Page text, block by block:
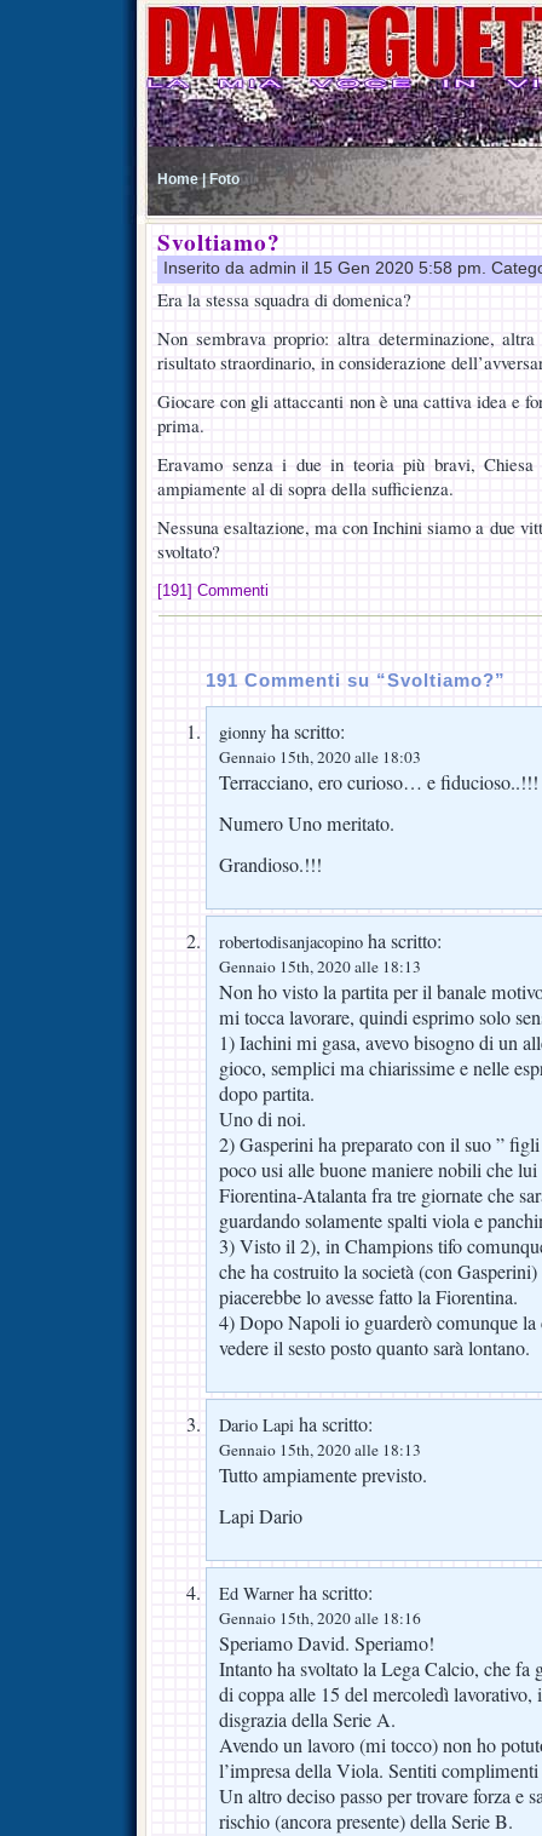
Home | Foto
Svoltiamo?
Inserito da admin il 15 Gen 2020 5:58 pm.
Era la stessa squadra di domenica?
Non sembrava proprio: altra determinazione,
risultato straordinario, in considerazione
Giocare con gli attaccanti non è una cattiva idea e
prima.
Eravamo senza i due in teoria più bravi,
ampiamente al di sopra della sufficienza.
Nessuna esaltazione, ma con Inchini siamo a due
svoltato?
[191] Commenti
191 Commenti su “Svoltiamo?”
gionny ha scritto:
Gennaio 15th, 2020 alle 18:03
Terracciano, ero curioso… e fiducioso..!!!
Numero Uno meritato.
Grandioso.!!!
robertodisanjacopino ha scritto:
Gennaio 15th, 2020 alle 18:13
Non ho visto la partita per il banale
mi tocca lavorare, quindi esprimo solo
1) Iachini mi gasa, avevo bisogno di un
gioco, semplici ma chiarissime e nelle
dopo partita.
Uno di noi.
2) Gasperini ha preparato con il suo ”
poco usi alle buone maniere nobili che
Fiorentina-Atalanta fra tre giornate che
guardando solamente spalti viola e
3) Visto il 2), in Champions tifo
che ha costruito la società (con
piacerebbe lo avesse fatto la Fiorentina.
4) Dopo Napoli io guarderò comunque la
vedere il sesto posto quanto sarà lontano.
Dario Lapi ha scritto:
Gennaio 15th, 2020 alle 18:13
Tutto ampiamente previsto.
Lapi Dario
Ed Warner ha scritto:
Gennaio 15th, 2020 alle 18:16
Speriamo David. Speriamo!
Intanto ha svoltato la Lega Calcio, che fa
di coppa alle 15 del mercoledì lavorativo,
disgrazia della Serie A.
Avendo un lavoro (mi tocco) non ho
l’impresa della Viola. Sentiti
Un altro deciso passo per trovare forza e
rischio (ancora presente) della Serie B.